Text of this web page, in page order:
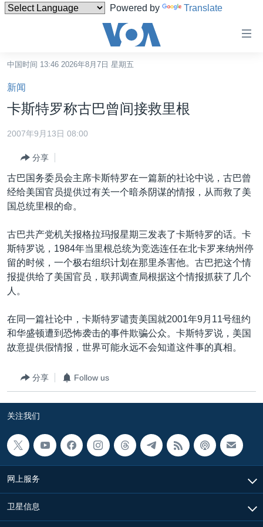
Powered by Translate
碍
链
接
转
跳
转
航
跳
转
到
检
港澳
国际
最新国际新闻
中东
欧洲
全球议题
分类新闻
人权·法律·宗教
科教·文娱·体健
环境
热点专题
白宫要闻
美国建国250周年
埃博拉疫情
美国之音专访
重要讲话与声明
台海两岸关系
南中国海争端
关注西藏
关注新疆
GEN Z 看美国
VOA视频
VOA今日焦点
关注我们
其他语言网站
中国时间 13:46 2026年8月7日 星期五
新闻
卡斯特罗称古巴曾间接救里根
2007年9月13日 08:00
分享
古巴国务委员会主席卡斯特罗在一篇新的社论中说，古巴曾
经给美国官员提供过有关一个暗杀阴谋的情报，从而救了美
国总统里根的命。
古巴共产党机关报格拉玛报星期三发表了卡斯特罗的话。卡
斯特罗说，1984年当里根总统为竞选连任在北卡罗来纳州停
留的时候，一个极右组织计划在那里杀害他。古巴把这个情
报提供给了美国官员，联邦调查局根据这个情报抓获了几个
人。
在同一篇社论中，卡斯特罗谴责美国就2001年9月11号纽约
和华盛顿遭到恐怖袭击的事件欺骗公众。卡斯特罗说，美国
故意提供假情报，世界可能永远不会知道这件事的真相。
分享 Follow us
关注我们
网上服务
卫星信息